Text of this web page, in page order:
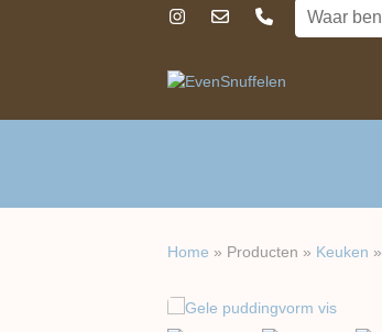
Home » Producten » Keuken »